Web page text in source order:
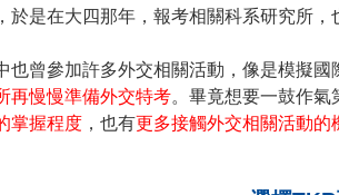
，於是在大四那年，報考相關科系研究所，
也曾參加許多外交相關活動，像是模擬
再慢慢準備外交特考。畢竟想要一鼓作氣
掌握程度 ，也有更多接觸外交相關活動的